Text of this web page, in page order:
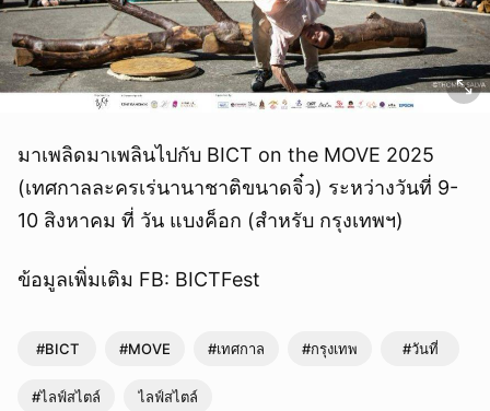
มาเพลิดมาเพลินไปกับ BICT on the MOVE 2025
(เทศกาลละครเร่นานาชาติขนาดจิ๋ว) ระหว่างวันที่ 9-
10 สิงหาคม ที่ วัน แบงค็อก (สำหรับ กรุงเทพฯ)
ข้อมูลเพิ่มเติม FB: BICTFest
#BICT #MOVE #เทศกาล #กรุงเทพ #วันที่
#ไลฟ์สไตล์ ไลฟ์สไตล์